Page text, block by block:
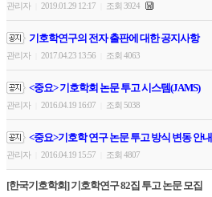
관리자 2019.01.29 12:17 조회 3924
기호학연구의 전자 출판에 대한 공지사항
관리자 2017.04.23 13:56 조회 4063
<중요> 기호학회 논문 투고 시스템(JAMS)
관리자 2016.04.19 16:07 조회 5038
<중요>기호학 연구 논문 투고 방식 변동 안내
관리자 2016.04.19 15:57 조회 4807
[한국기호학회] 기호학연구 82집 투고 논문 모집